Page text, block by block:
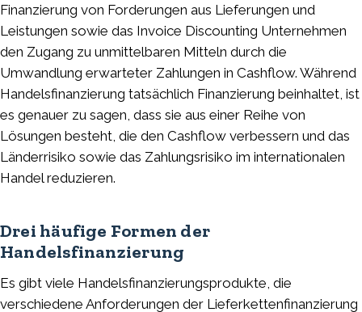
Finanzierung von Forderungen aus Lieferungen und
Leistungen sowie das Invoice Discounting Unternehmen
den Zugang zu unmittelbaren Mitteln durch die
Umwandlung erwarteter Zahlungen in Cashflow. Während
Handelsfinanzierung tatsächlich Finanzierung beinhaltet, ist
es genauer zu sagen, dass sie aus einer Reihe von
Lösungen besteht, die den Cashflow verbessern und das
Länderrisiko sowie das Zahlungsrisiko im internationalen
Handel reduzieren.
Drei häufige Formen der
Handelsfinanzierung
Es gibt viele Handelsfinanzierungsprodukte, die
verschiedene Anforderungen der Lieferkettenfinanzierung